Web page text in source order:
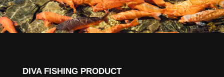
DIVA FISHING PRODUCT